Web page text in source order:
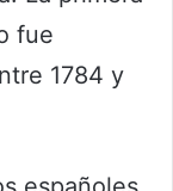
fue
1784 y